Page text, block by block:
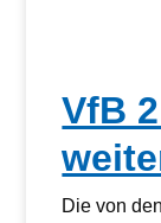
VfB
Die von